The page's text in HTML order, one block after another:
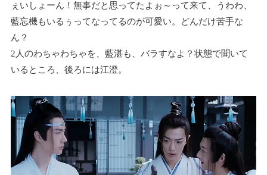
ぇいしょーん！無事だと思ってたよぉ～って来て、うわわ、
藍忘機もいるぅってなってるのが可愛い。どんだけ苦手な
ん？
2人のわちゃわちゃを、藍湛も、バラすなよ？状態で聞いて
いるところ、後ろには江澄。